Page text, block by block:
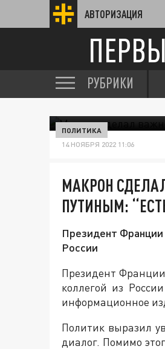
АВТОРИЗАЦИЯ
РУБРИКИ
ПОЛИТИКА
14 НОЯБРЯ 2022 11:06
МАКРОН
ПУТИНЫМ:
Президент Франции
России
Президент
коллегой из
информационное
Политик выразил
диалог. Помимо